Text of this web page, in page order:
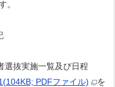
。
抜実施一覧及び日程
PDFファイル)
を